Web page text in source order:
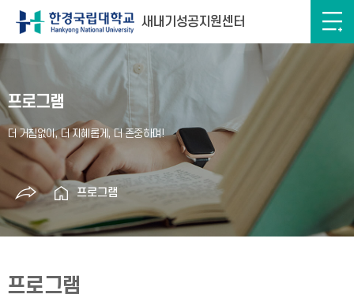
새내기성공지원센터
프로그램
프로그램
프로그램